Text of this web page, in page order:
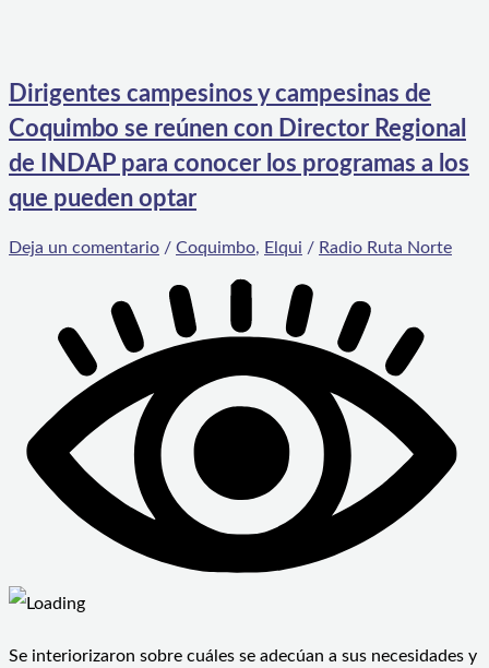
Dirigentes campesinos y campesinas de
Coquimbo se reúnen con Director Regional
de INDAP para conocer los programas a los
que pueden optar
Deja un comentario / Coquimbo, Elqui / Radio Ruta Norte
Se interiorizaron sobre cuáles se adecúan a sus necesidades y